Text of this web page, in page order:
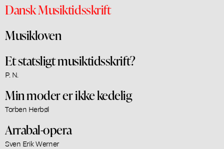
Dansk Musiktidsskrift
Musikloven
Et statsligt musiktidsskrift?
P. N.
Min moder er ikke kedelig
Torben Herbøl
Arrabal-opera
Sven Erik Werner